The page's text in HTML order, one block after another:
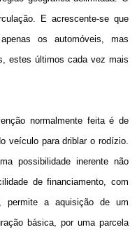
E acrescente-se que
os automóveis, mas
estes últimos cada vez mais
normalmente feita é de
veículo para driblar o rodízio.
possibilidade inerente não
de financiamento, com
permite a aquisição de um
básica, por uma parcela